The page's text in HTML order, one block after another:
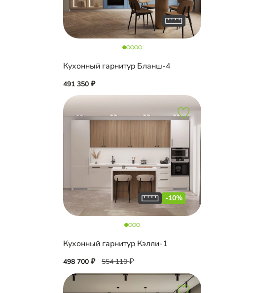
Кухонный гарнитур Бланш-4
491 350
-10%
Кухонный гарнитур Кэлли-1
498 700 554 110